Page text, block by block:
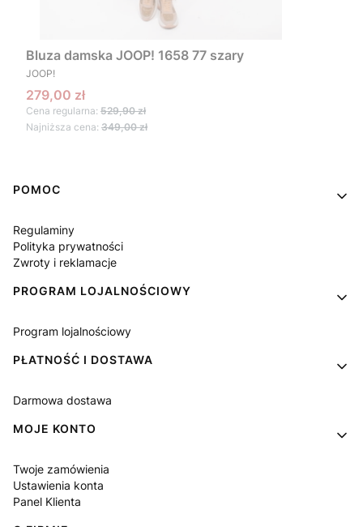
Bluza damska JOOP! 1658 77 szary
PRODUCENT
JOOP!
Cena promocyjna
279,00 zł
Cena regularna: 529,90 zł
Najniższa cena: 349,00 zł
Linki w stopce
POMOC
Regulaminy
Polityka prywatności
Zwroty i reklamacje
PROGRAM LOJALNOŚCIOWY
Program lojalnościowy
PŁATNOŚĆ I DOSTAWA
Darmowa dostawa
MOJE KONTO
Twoje zamówienia
Ustawienia konta
Panel Klienta